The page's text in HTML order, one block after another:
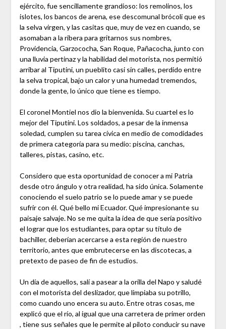
ejército, fue sencillamente grandioso: los remolinos, los
islotes, los bancos de arena, ese descomunal brócoli que es
la selva virgen, y las casitas que, muy de vez en cuando, se
asomaban a la ribera para gritarnos sus nombres,
Providencia, Garzococha, San Roque, Pañacocha, junto con
una lluvia pertinaz y la habilidad del motorista, nos permitió
arribar al Tiputini, un pueblito casi sin calles, perdido entre
la selva tropical, bajo un calor y una humedad tremendos,
donde la gente, lo único que tiene es tiempo.
El coronel Montiel nos dio la bienvenida. Su cuartel es lo
mejor del Tiputini. Los soldados, a pesar de la inmensa
soledad, cumplen su tarea cívica en medio de comodidades
de primera categoría para su medio: piscina, canchas,
talleres, pistas, casino, etc.
Considero que esta oportunidad de conocer a mi Patria
desde otro ángulo y otra realidad, ha sido única. Solamente
conociendo el suelo patrio se lo puede amar y se puede
sufrir con él. Qué bello mi Ecuador. Qué impresionante su
paisaje salvaje. No se me quita la idea de que sería positivo
el lograr que los estudiantes, para optar su título de
bachiller, deberían acercarse a esta región de nuestro
territorio, antes que embrutecerse en las discotecas, a
pretexto de paseo de fin de estudios.
Un día de aquellos, salí a pasear a la orilla del Napo y saludé
con el motorista del deslizador, que limpiaba su potrillo,
como cuando uno encera su auto. Entre otras cosas, me
explicó que el río, al igual que una carretera de primer orden
, tiene sus señales que le permite al piloto conducir su nave